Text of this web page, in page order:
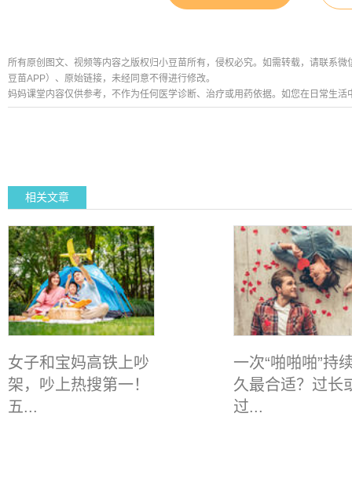
所有原创图文、视频等内容之版权归小豆苗所有，侵权必究。如需转载，请联系
豆苗APP）、原始链接，未经同意不得进行修改。
妈妈课堂内容仅供参考，不作为任何医学诊断、治疗或用药依据。如您在日常生
相关文章
女子和宝妈高铁上吵
架，吵上热搜第一！
五...
一次“啪啪啪”持
久最合适？过长
过...